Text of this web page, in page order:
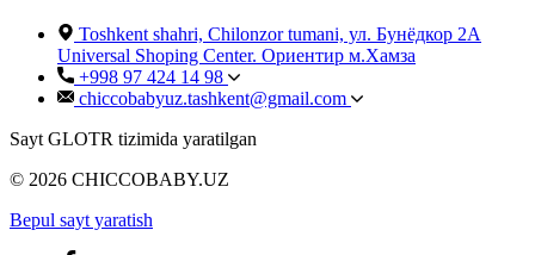
Toshkent shahri, Chilonzor tumani, ул. Бунёдкор 2А
Universal Shoping Center. Ориентир м.Хамза
+998 97 424 14 98
chiccobabyuz.tashkent@gmail.com
Sayt GLOTR tizimida yaratilgan
© 2026 CHICCOBABY.UZ
Bepul sayt yaratish